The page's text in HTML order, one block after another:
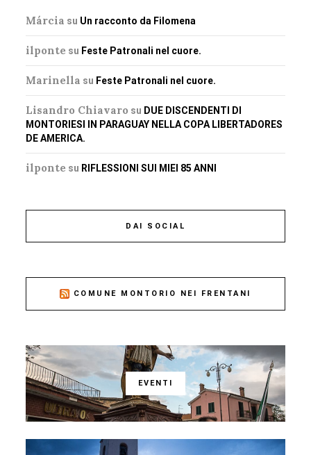
Márcia su Un racconto da Filomena
ilponte su Feste Patronali nel cuore.
Marinella su Feste Patronali nel cuore.
Lisandro Chiavaro su DUE DISCENDENTI DI
MONTORIESI IN PARAGUAY NELLA COPA LIBERTADORES
DE AMERICA.
ilponte su RIFLESSIONI SUI MIEI 85 ANNI
DAI SOCIAL
COMUNE MONTORIO NEI FRENTANI
EVENTI